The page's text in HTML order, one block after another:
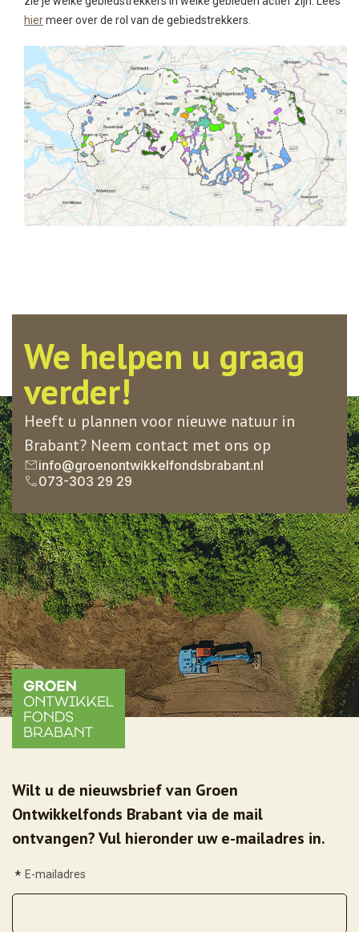
hiermeer over de rol van de gebiedstrekkers.
We helpen u graag
verder!
Heeft u plannen voor nieuwe natuur in
Brabant? Neem contact met ons op
info@groenontwikkelfondsbrabant.nl
073-303 29 29
Wilt u de nieuwsbrief van Groen
Ontwikkelfonds Brabant via de mail
ontvangen? Vul hieronder uw e-mailadres in.
E-mailadres
*